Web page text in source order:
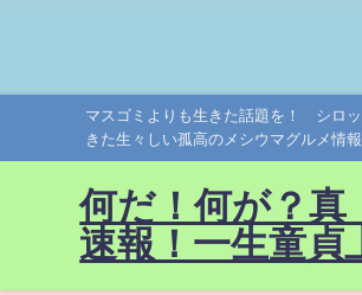
マスゴミよりも生きた話題を！ シロ
きた生々しい孤高のメシウマグルメ情
何だ！何が？
速報！一生童貞